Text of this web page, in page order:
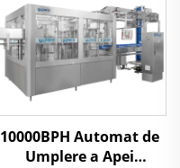
10000BPH Automat de
Umplere a Apei